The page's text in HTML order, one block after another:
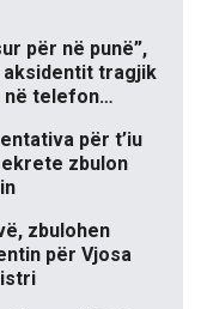
për në punë”,
tragjik
në telefon…
për t’iu
zbulon
zbulohen
për Vjosa